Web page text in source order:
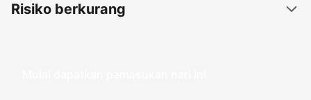
Risiko berkurang
Mulai dapatkan pemasukan hari ini